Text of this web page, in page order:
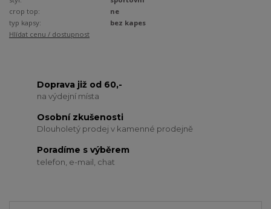
crop top:
ne
typ kapsy:
bez kapes
Hlídat cenu / dostupnost
Doprava již od 60,-
na výdejní místa
Osobní zkušenosti
Dlouholetý prodej v kamenné prodejně
Poradíme s výběrem
telefon, e-mail, chat